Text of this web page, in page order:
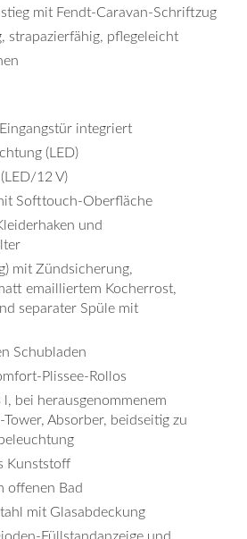
mit Fendt-Caravan-Schriftzug
strapazierfähig, pflegeleicht
integriert
(LED)
12 V)
Softtouch-Oberfläche
und
mit Zündsicherung,
emailliertem Kocherrost,
separater Spüle mit
Schubladen
Plissee-Rollos
bei herausgenommenem
Absorber, beidseitig zu
Kunststoff
offenen Bad
mit Glasabdeckung
Füllstandanzeige und